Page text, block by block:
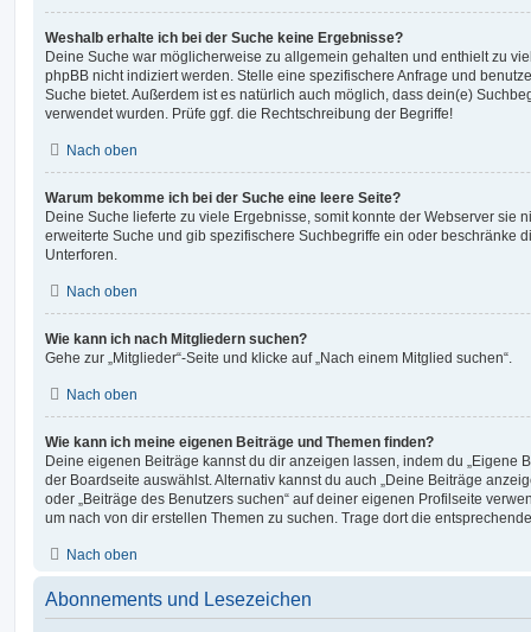
Weshalb erhalte ich bei der Suche keine Ergebnisse?
Deine Suche war möglicherweise zu allgemein gehalten und enthielt zu
phpBB nicht indiziert werden. Stelle eine spezifischere Anfrage und
Suche bietet. Außerdem ist es natürlich auch möglich, dass dein(e)
verwendet wurden. Prüfe ggf. die Rechtschreibung der Begriffe!
Nach oben
Warum bekomme ich bei der Suche eine leere Seite?
Deine Suche lieferte zu viele Ergebnisse, somit konnte der Webserver sie
erweiterte Suche und gib spezifischere Suchbegriffe ein oder beschränke
Unterforen.
Nach oben
Wie kann ich nach Mitgliedern suchen?
Gehe zur „Mitglieder“-Seite und klicke auf „Nach einem Mitglied suchen“.
Nach oben
Wie kann ich meine eigenen Beiträge und Themen finden?
Deine eigenen Beiträge kannst du dir anzeigen lassen, indem du „Eigene
der Boardseite auswählst. Alternativ kannst du auch „Deine Beiträge
oder „Beiträge des Benutzers suchen“ auf deiner eigenen Profilseite
um nach von dir erstellen Themen zu suchen. Trage dort die
Nach oben
Abonnements und Lesezeichen